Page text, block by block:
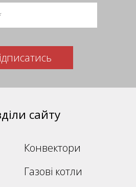
сайту
Конвектори
Газові котли